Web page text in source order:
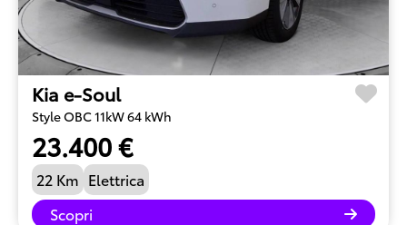
Kia e-Soul
Style OBC 11kW 64 kWh
23.400 €
22 Km Elettrica
Scopri